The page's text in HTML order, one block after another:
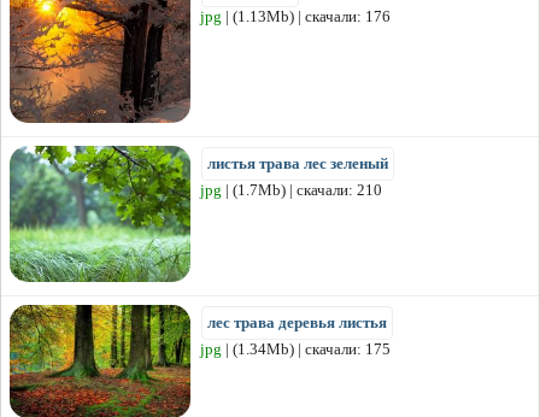
jpg | (1.13Mb) | скачали: 176
листья трава лес зеленый
jpg | (1.7Mb) | скачали: 210
лес трава деревья листья
jpg | (1.34Mb) | скачали: 175